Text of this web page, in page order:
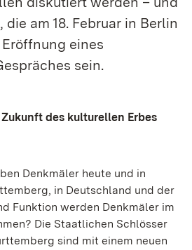
am 18. Februar in Berlin
eines
sein.
des kulturellen Erbes
Denkmäler heute und in
in Deutschland und der
Funktion werden Denkmäler im
Die Staatlichen Schlösser
sind mit einem neuen